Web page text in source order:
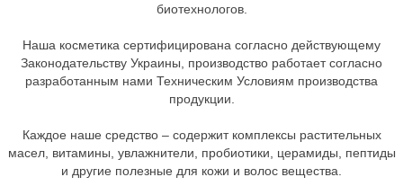
биотехнологов.
Наша косметика сертифицирована согласно действующему
Законодательству Украины, производство работает согласно
разработанным нами Техническим Условиям производства
продукции.
Каждое наше средство – содержит комплексы растительных
масел, витамины, увлажнители, пробиотики, церамиды, пептиды
и другие полезные для кожи и волос вещества.